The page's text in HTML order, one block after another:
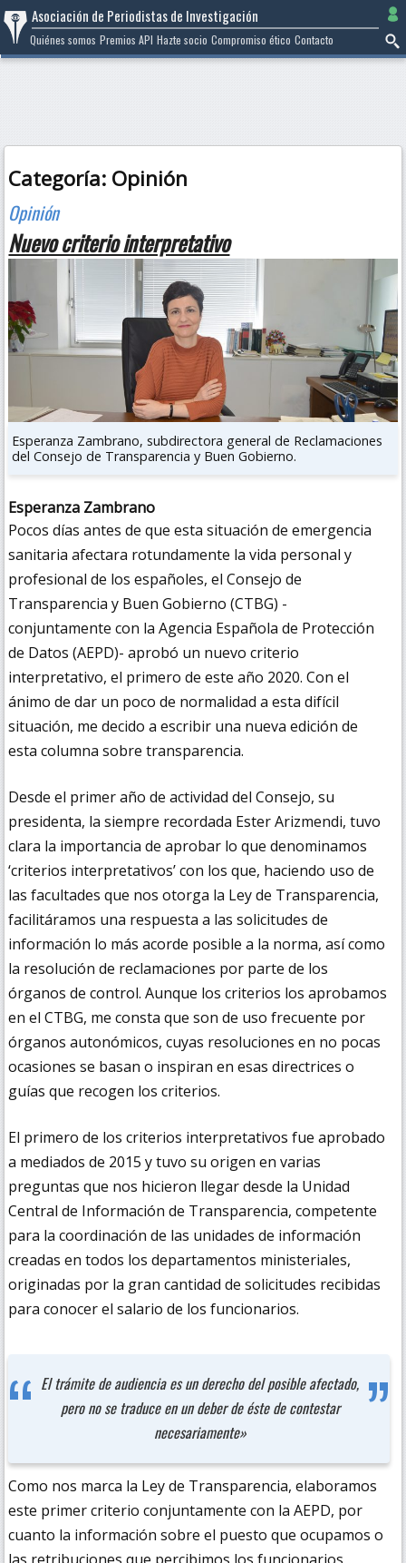
Ir
al
contenido
Asociación de Periodistas de Investigación
Quiénes somos Premios API Hazte socio Compromiso ético Contacto
Categoría: Opinión
Nuevo criterio interpretativo
Esperanza Zambrano, subdirectora general de Reclamaciones
del Consejo de Transparencia y Buen Gobierno.
Esperanza Zambrano
Pocos días antes de que esta situación de emergencia
sanitaria afectara rotundamente la vida personal y
profesional de los españoles, el Consejo de
Transparencia y Buen Gobierno (CTBG) -
conjuntamente con la Agencia Española de Protección
de Datos (AEPD)- aprobó un nuevo criterio
interpretativo, el primero de este año 2020. Con el
ánimo de dar un poco de normalidad a esta difícil
situación, me decido a escribir una nueva edición de
esta columna sobre transparencia.
Desde el primer año de actividad del Consejo, su
presidenta, la siempre recordada Ester Arizmendi, tuvo
clara la importancia de aprobar lo que denominamos
‘criterios interpretativos’ con los que, haciendo uso de
las facultades que nos otorga la Ley de Transparencia,
facilitáramos una respuesta a las solicitudes de
información lo más acorde posible a la norma, así como
la resolución de reclamaciones por parte de los
órganos de control. Aunque los criterios los aprobamos
en el CTBG, me consta que son de uso frecuente por
órganos autonómicos, cuyas resoluciones en no pocas
ocasiones se basan o inspiran en esas directrices o
guías que recogen los criterios.
El primero de los criterios interpretativos fue aprobado
a mediados de 2015 y tuvo su origen en varias
preguntas que nos hicieron llegar desde la Unidad
Central de Información de Transparencia, competente
para la coordinación de las unidades de información
creadas en todos los departamentos ministeriales,
originadas por la gran cantidad de solicitudes recibidas
para conocer el salario de los funcionarios.
El trámite de audiencia es un derecho del posible afectado,
pero no se traduce en un deber de éste de contestar
necesariamente»
Como nos marca la Ley de Transparencia, elaboramos
este primer criterio conjuntamente con la AEPD, por
cuanto la información sobre el puesto que ocupamos o